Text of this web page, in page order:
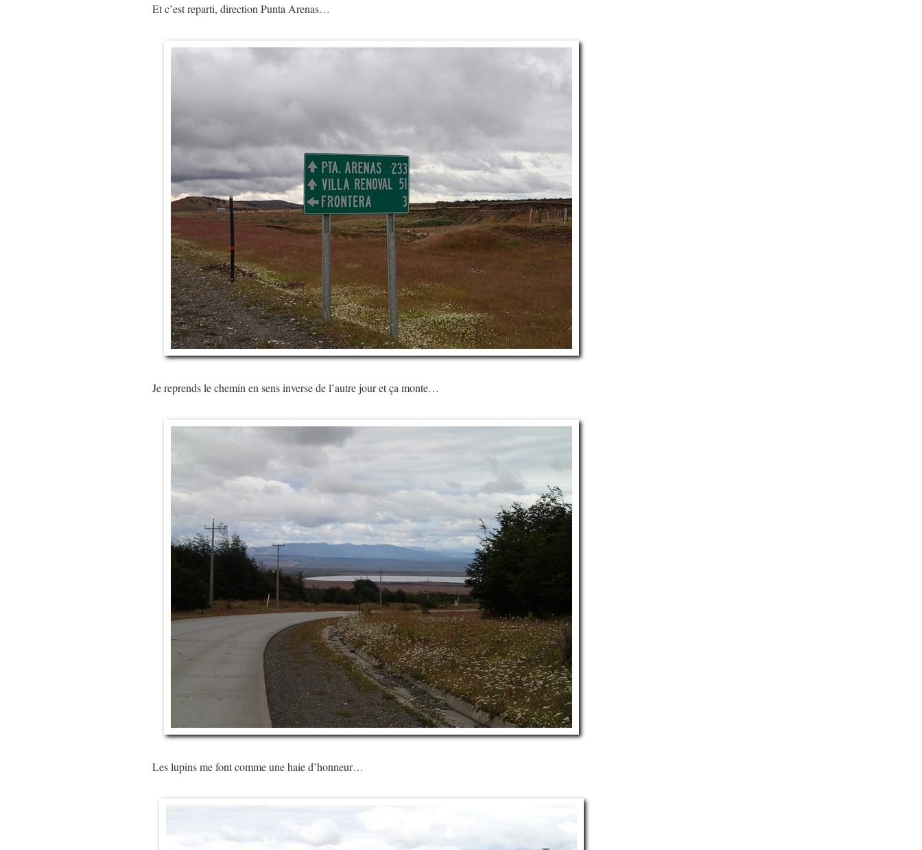
Et c’est reparti, direction Punta Arenas…
Je reprends le chemin en sens inverse de l’autre jour et ça monte…
Les lupins me font comme une haie d’honneur…